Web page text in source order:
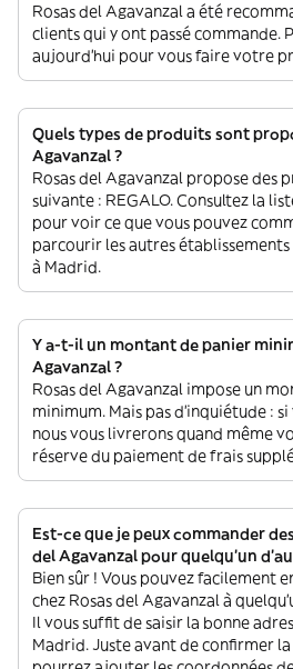
Rosas del Agavanzal a été
clients qui y ont passé commande.
aujourd'hui pour vous faire votre
Quels types de produits sont
Agavanzal ?
Rosas del Agavanzal propose des
suivante : REGALO. Consultez la
pour voir ce que vous pouvez
parcourir les autres établissements
à Madrid.
Y a-t-il un montant de panier
Agavanzal ?
Rosas del Agavanzal impose un
minimum. Mais pas d'inquiétude :
nous vous livrerons quand même
réserve du paiement de frais
Est-ce que je peux commander
del Agavanzal pour quelqu'un
Bien sûr ! Vous pouvez facilement
chez Rosas del Agavanzal à
Il vous suffit de saisir la bonne
Madrid. Juste avant de confirmer